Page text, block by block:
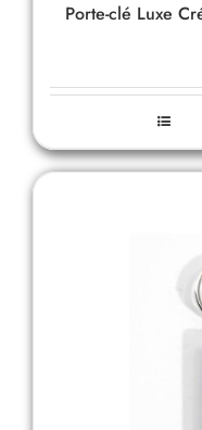
Porte-clé Luxe